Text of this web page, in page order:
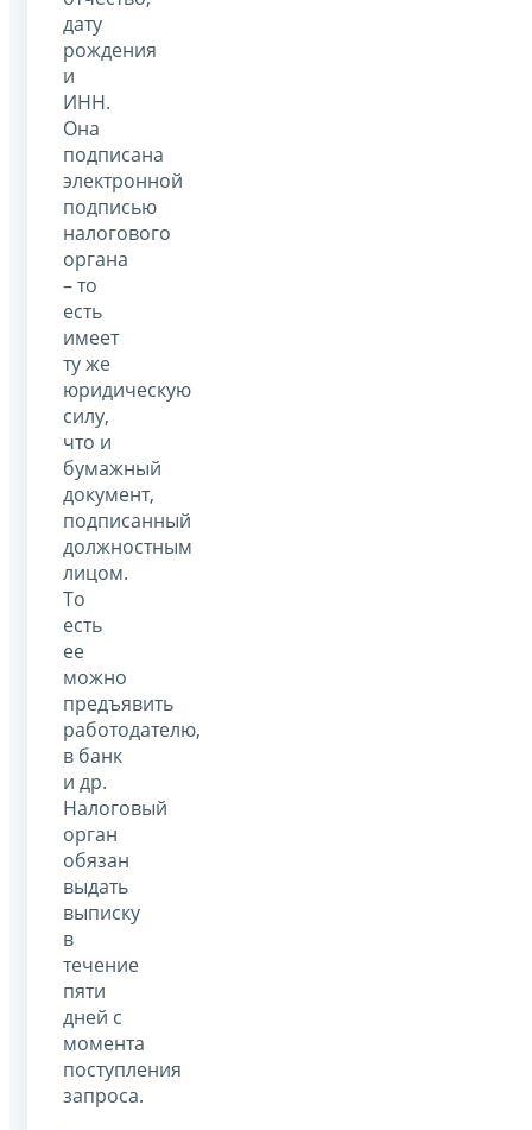
дату
рождения
и
ИНН.
Она
подписана
электронной
подписью
налогового
органа
– то
есть
имеет
ту же
юридическую
силу,
что и
бумажный
документ,
подписанный
должностным
лицом.
То
есть
ее
можно
предъявить
работодателю,
в банк
и др.
Налоговый
орган
обязан
выдать
выписку
в
течение
пяти
дней с
момента
поступления
запроса.